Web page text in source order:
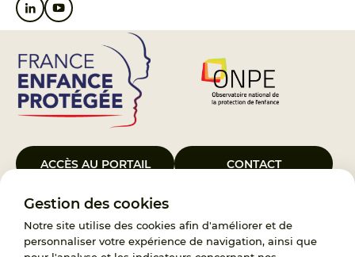
Gestion des cookies
Notre site utilise des cookies afin d'améliorer et de
personnaliser votre expérience de navigation, ainsi que
ACCÈS AU PORTAIL CONTACT
Le Groupement d’Intérêt Public France Enfance Protégée, créé le 5
janvier 2023, a pour objet d’assurer les missions de service public du
119, d’accompagnement des adoptants et de traitement des
demandes d’accès aux origines personnelles. France Enfance